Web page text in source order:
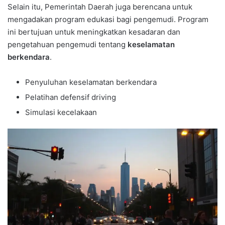
Selain itu, Pemerintah Daerah juga berencana untuk
mengadakan program edukasi bagi pengemudi. Program
ini bertujuan untuk meningkatkan kesadaran dan
pengetahuan pengemudi tentang keselamatan
berkendara.
Penyuluhan keselamatan berkendara
Pelatihan defensif driving
Simulasi kecelakaan